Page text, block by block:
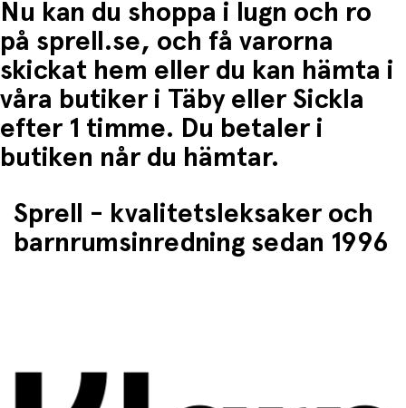
Nu kan du shoppa i lugn och ro
på sprell.se, och få varorna
skickat hem eller du kan hämta i
våra butiker i Täby eller Sickla
efter 1 timme. Du betaler i
butiken når du hämtar.
Sprell - kvalitetsleksaker och
barnrumsinredning sedan 1996